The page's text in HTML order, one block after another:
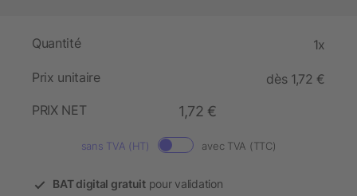
Quantité 1x
Prix unitaire
dès 1,72 €
PRIX NET
1,72 €
sans TVA (HT) avec TVA (TTC)
BAT digital gratuitpour validation